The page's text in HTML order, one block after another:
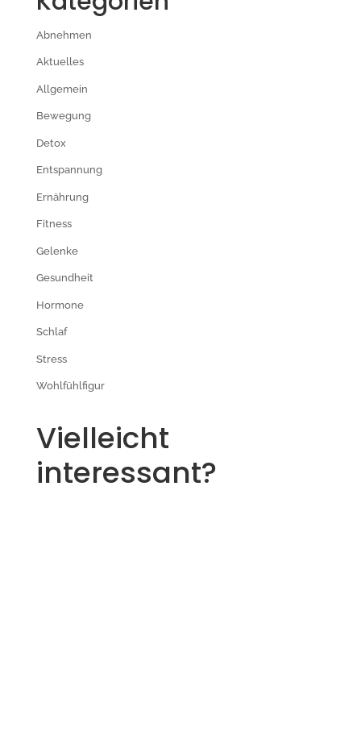
Abnehmen
Aktuelles
Allgemein
Bewegung
Detox
Entspannung
Ernährung
Fitness
Gelenke
Gesundheit
Hormone
Schlaf
Stress
Wohlfühlfigur
Vielleicht
interessant?